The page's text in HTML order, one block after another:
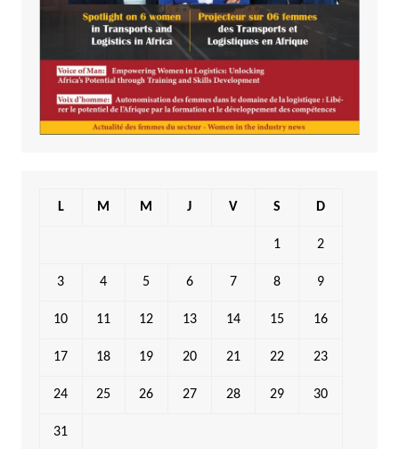
L M M J V S D
1 2
3 4 5 6 7 8 9
10 11 12 13 14 15 16
17 18 19 20 21 22 23
24 25 26 27 28 29 30
31